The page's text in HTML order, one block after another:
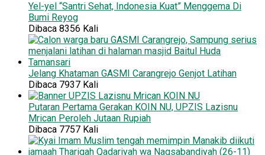
Yel-yel “Santri Sehat, Indonesia Kuat” Menggema Di
Bumi Reyog
Dibaca 8356 Kali
Jelang Khataman GASMI Carangrejo Genjot Latihan
Dibaca 7937 Kali
Putaran Pertama Gerakan KOIN NU, UPZIS Lazisnu
Mrican Peroleh Jutaan Rupiah
Dibaca 7757 Kali